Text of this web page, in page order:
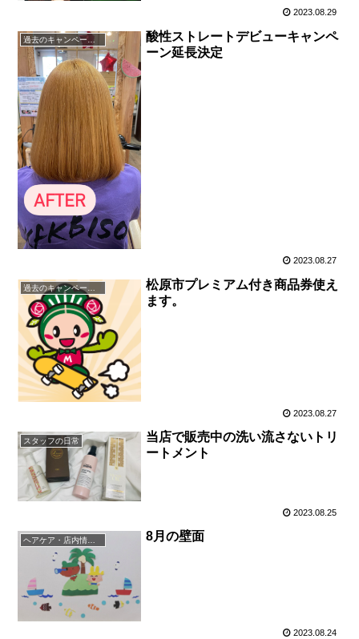
2023.08.29
過去のキャンペーン・イベント
酸性ストレートデビューキャンペ
ーン延長決定
2023.08.27
松原市プレミアム付き商品券使え
ます。
2023.08.27
スタッフの日常
当店で販売中の洗い流さないトリ
ートメント
2023.08.25
ヘアケア・店内情報（キャンペーン以外）など 8月の壁面
2023.08.24